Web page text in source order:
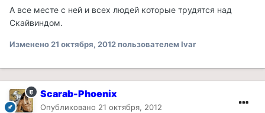
А все месте с ней и всех людей которые трудятся над
Скайвиндом.
Изменено21 октября, 2012пользователем Ivar
Scarab-Phoenix
Опубликовано 21 октября, 2012